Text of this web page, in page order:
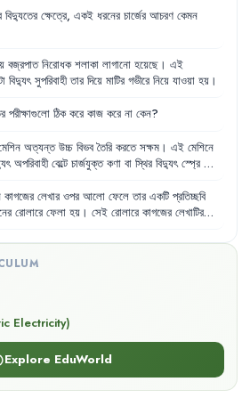
নিউক্লিয়াস এবং সেটিকে ঘিরে বাইরে ইলেকট্রন
স্থির বিদ্যুতের জন্ম হয়।
বিদ্যুতের ক্ষেত্রে, একই ধরনের চার্জের আচরণ কেমন
বজ্রপাত নিরোধক শলাকা লাগানো হয়েছে । এই
বিদ্যুৎ সুপরিবাহী তার দিয়ে মাটির গভীরে নিয়ে যাওয়া হয় ।
পরীক্ষাগুলো ঠিক করে কাজ করে না কেন?
অত্যন্ত উচ্চ বিভব তৈরি করতে সক্ষম । এই মেশিনে
অপরিবাহী বেল্টে চার্জযুক্ত কণা বা স্থির বিদ্যুৎ স্প্রে করা
এই চার্জটা গ্রহণ করে ধাতব গোলকের কাছে পৌঁছে
কাগজের লেখার ওপর আলো ফেলে তার একটি প্রতিচ্ছবি
রোলারে ফেলা হয় । সেই রোলারে কাগজের লেখাটির
সংস্পর্শে আনা হলে যেখানে যেখানে চার্জ জমা হয়েছে
লেগে
Electricity)
Explore EduWorld